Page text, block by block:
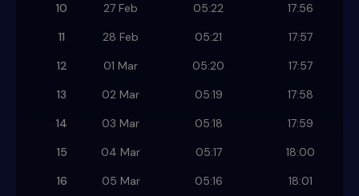
10
27 Feb 05:22
17:56
11
28 Feb 05:21
17:57
12
01 Mar 05:20
17:57
13
02 Mar 05:19
17:58
14
03 Mar 05:18
17:59
15
04 Mar 05:17
18:00
16
05 Mar 05:16
18:01